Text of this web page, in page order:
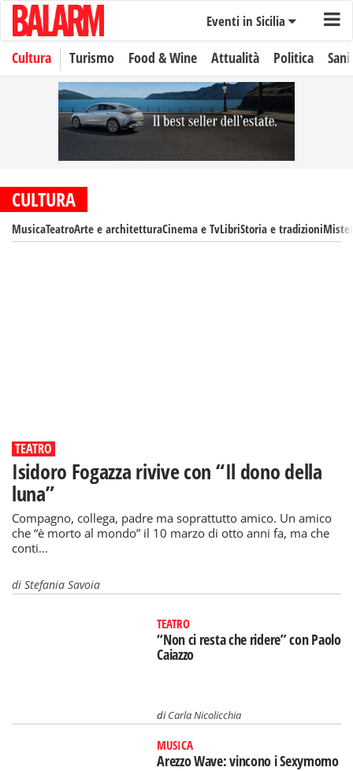
Eventi in Sicilia
Cultura Turismo Food & Wine Attualità Politica
CULTURA
MusicaTeatroArte e architetturaCinema e TvLibriStoria e tradizioni
TEATRO
Isidoro Fogazza rivive con “Il dono della
luna”
Compagno, collega, padre ma soprattutto amico. Un amico
che “è morto al mondo” il 10 marzo di otto anni fa, ma che
conti...
di Stefania Savoia
TEATRO
“Non ci resta che ridere” con Paolo
Caiazzo
diCarla Nicolicchia
MUSICA
Arezzo Wave: vincono i Sexymomo